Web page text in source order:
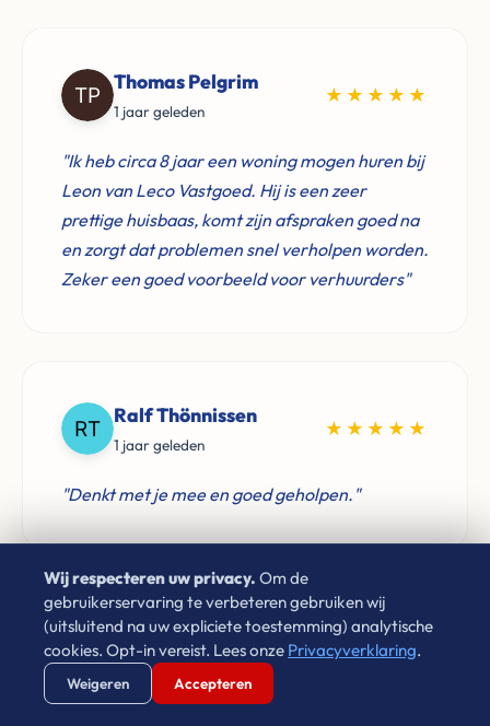
Thomas Pelgrim
1 jaar geleden
★★★★★
"Ik heb circa 8 jaar een woning mogen huren bij
Leon van Leco Vastgoed. Hij is een zeer
prettige huisbaas, komt zijn afspraken goed na
en zorgt dat problemen snel verholpen worden.
Zeker een goed voorbeeld voor verhuurders"
Ralf Thönnissen
1 jaar geleden
★★★★★
"Denkt met je mee en goed geholpen."
A N
8 jaar geleden
★★★★★
"Directa Vastgoed heeft ons voortreffelijk
Wij respecteren uw privacy. Om de
gebruikerservaring te verbeteren gebruiken wij
(uitsluitend na uw expliciete toestemming) analytische
cookies. Opt-in vereist. Lees onze Privacyverklaring.
Weigeren Accepteren
Verstuur WhatsApp